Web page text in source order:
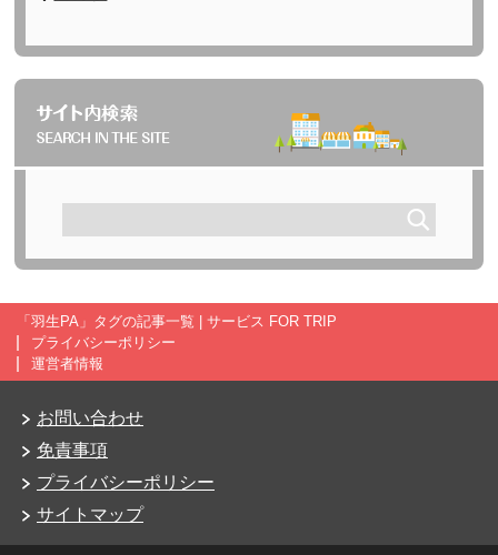
「羽生PA」タグの記事一覧 | サービス FOR TRIP
プライバシーポリシー
運営者情報
お問い合わせ
免責事項
プライバシーポリシー
サイトマップ